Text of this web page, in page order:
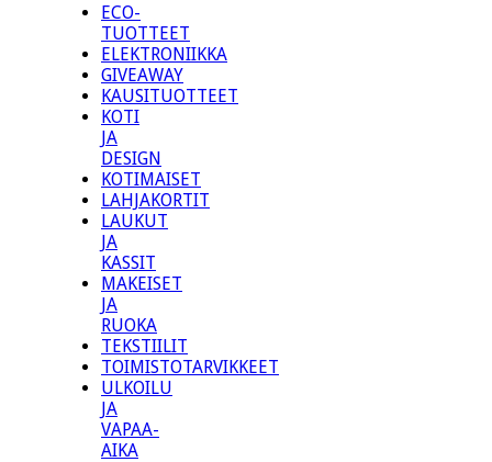
ECO-
TUOTTEET
ELEKTRONIIKKA
GIVEAWAY
KAUSITUOTTEET
KOTI
JA
DESIGN
KOTIMAISET
LAHJAKORTIT
LAUKUT
JA
KASSIT
MAKEISET
JA
RUOKA
TEKSTIILIT
TOIMISTOTARVIKKEET
ULKOILU
JA
VAPAA-
AIKA